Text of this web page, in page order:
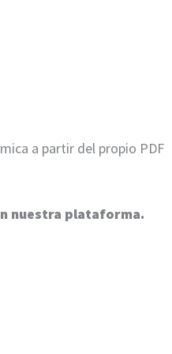
a partir del propio PDF
nuestra plataforma.